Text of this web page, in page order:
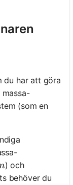
du har att göra
(som en
) och
behöver du